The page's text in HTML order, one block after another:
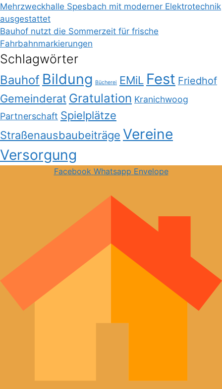
Mehrzweckhalle Spesbach mit moderner Elektrotechnik
ausgestattet
Bauhof nutzt die Sommerzeit für frische
Fahrbahnmarkierungen
Schlagwörter
Bauhof Bildung Bücherei EMiL Fest Friedhof
Gemeinderat Gratulation Kranichwoog
Partnerschaft Spielplätze
Straßenausbaubeiträge Vereine
Versorgung
Facebook Whatsapp Envelope